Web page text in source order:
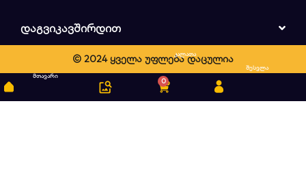
ᲓᲐᲒᲕᲘᲙᲐᲕᲨᲘᲠᲓᲘᲗ
© 2024 ყველა უფლება დაცულია
მთავარი
ძიება
0
კალათა
შესვლა